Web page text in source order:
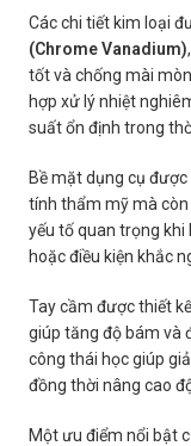
Các chi tiết kim loại
(Chrome Vanadium)
tốt và chống mài
hợp xử lý nhiệt
suất ổn định trong
Bề mặt dụng cụ
tính thẩm mỹ mà còn
yếu tố quan trọng
hoặc điều kiện khắc
Tay cầm được thiết
giúp tăng độ bám và
công thái học giúp
đồng thời nâng cao
Một ưu điểm nổi bật